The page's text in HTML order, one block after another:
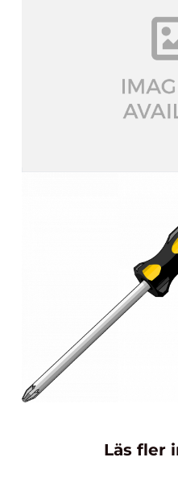
Läs fler